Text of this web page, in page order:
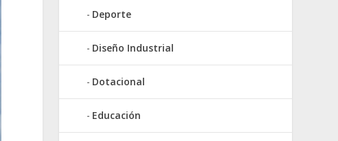
Deporte
Diseño Industrial
Dotacional
Educación